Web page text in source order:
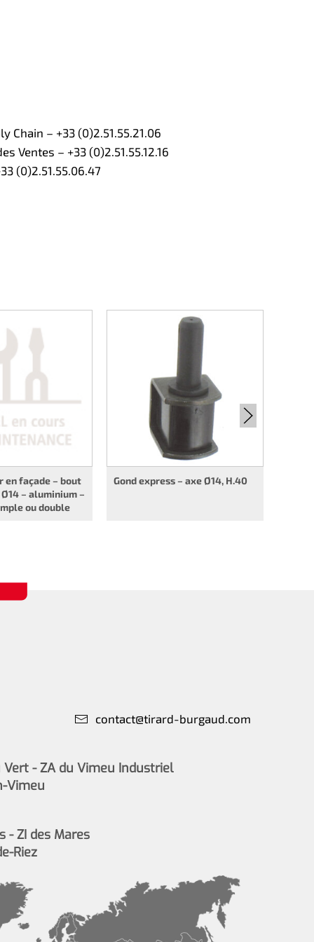
Chain – +33 (0)2.51.55.21.06
Ventes – +33 (0)2.51.55.12.16
(0)2.51.55.06.47
en façade – bout
– aluminium –
ou double
Gond express – axe Ø14, H.40
contact@tirard-burgaud.com
Vert - ZA du Vimeu Industriel
Vimeu
- ZI des Mares
Riez